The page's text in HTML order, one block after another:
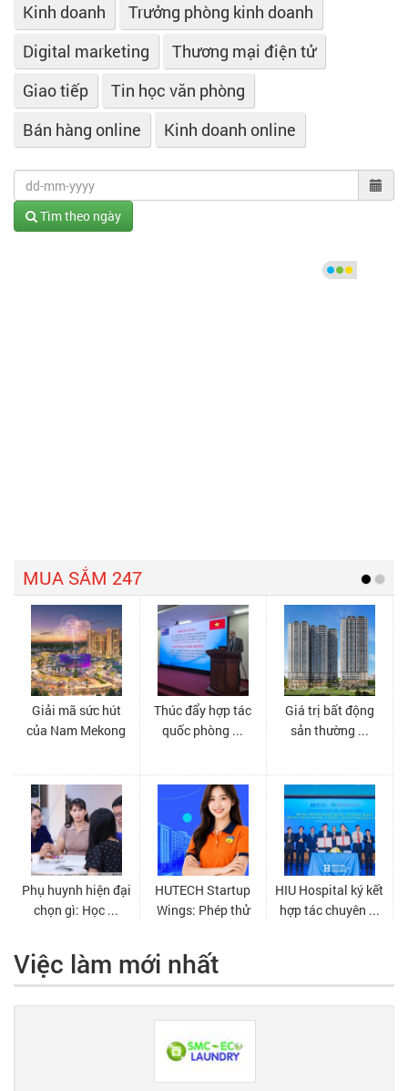
Kinh doanh
Trưởng phòng kinh doanh
Digital marketing
Thương mại điện tử
Giao tiếp
Tin học văn phòng
Bán hàng online
Kinh doanh online
Tìm theo ngày
Việc làm mới nhất